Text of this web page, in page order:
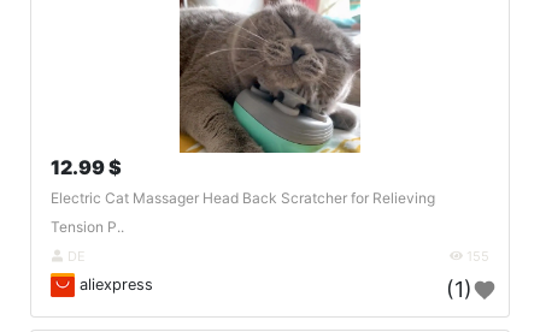
12.99 $
Electric Cat Massager Head Back Scratcher for Relieving
Tension P..
DE 155
aliexpress (1)